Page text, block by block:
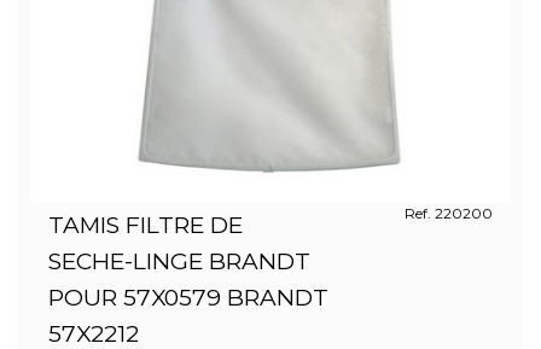
TAMIS FILTRE DE
SECHE-LINGE BRANDT
POUR 57X0579 BRANDT
57X2212
Ref. 220200